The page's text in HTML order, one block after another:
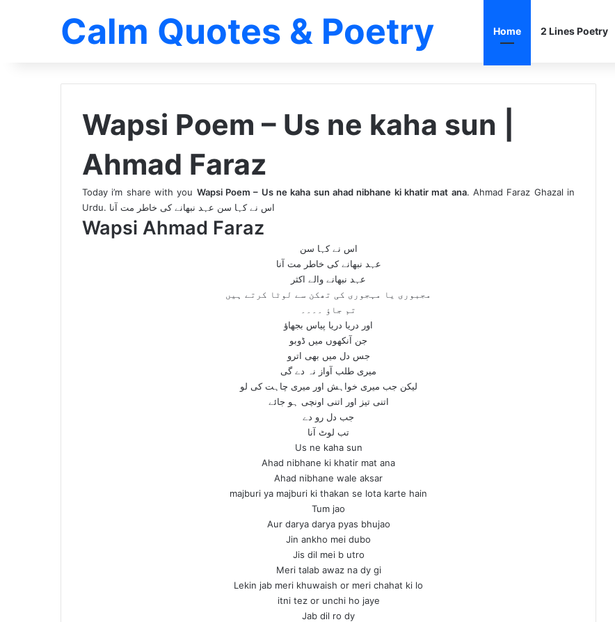
Calm Quotes & Poetry Home 2 Lines Poetry
Wapsi Poem – Us ne kaha sun |
Ahmad Faraz
Today i’m share with you Wapsi Poem – Us ne kaha sun ahad nibhane ki khatir mat ana.Ahmad Faraz Ghazal in
Urdu
. اس نے کہا سن عہد نبھانے کی خاطر مت آنا
Wapsi Ahmad Faraz
اس نے کہا سن
عہد نبھانے کی خاطر مت آنا
عہد نبھانے والے اکثر
مجبوری یا مہجوری کی تھکن سے لوٹا کرتے ہیں
تم جاؤ ۔۔۔۔
اور دریا دریا پیاس بجھاؤ
جن آنکھوں میں ڈوبو
جس دل میں بھی اترو
میری طلب آواز نہ دے گی
لیکن جب میری خواہش اور میری چاہت کی لو
اتنی تیز اور اتنی اونچی ہو جائے
جب دل رو دے
تب لوٹ آنا
Us ne kaha sun
Ahad nibhane ki khatir mat ana
Ahad nibhane wale aksar
majburi ya majburi ki thakan se lota karte hain
Tum jao
Aur darya darya pyas bhujao
Jin ankho mei dubo
Jis dil mei b utro
Meri talab awaz na dy gi
Lekin jab meri khuwaish or meri chahat ki lo
itni tez or unchi ho jaye
Jab dil ro dy